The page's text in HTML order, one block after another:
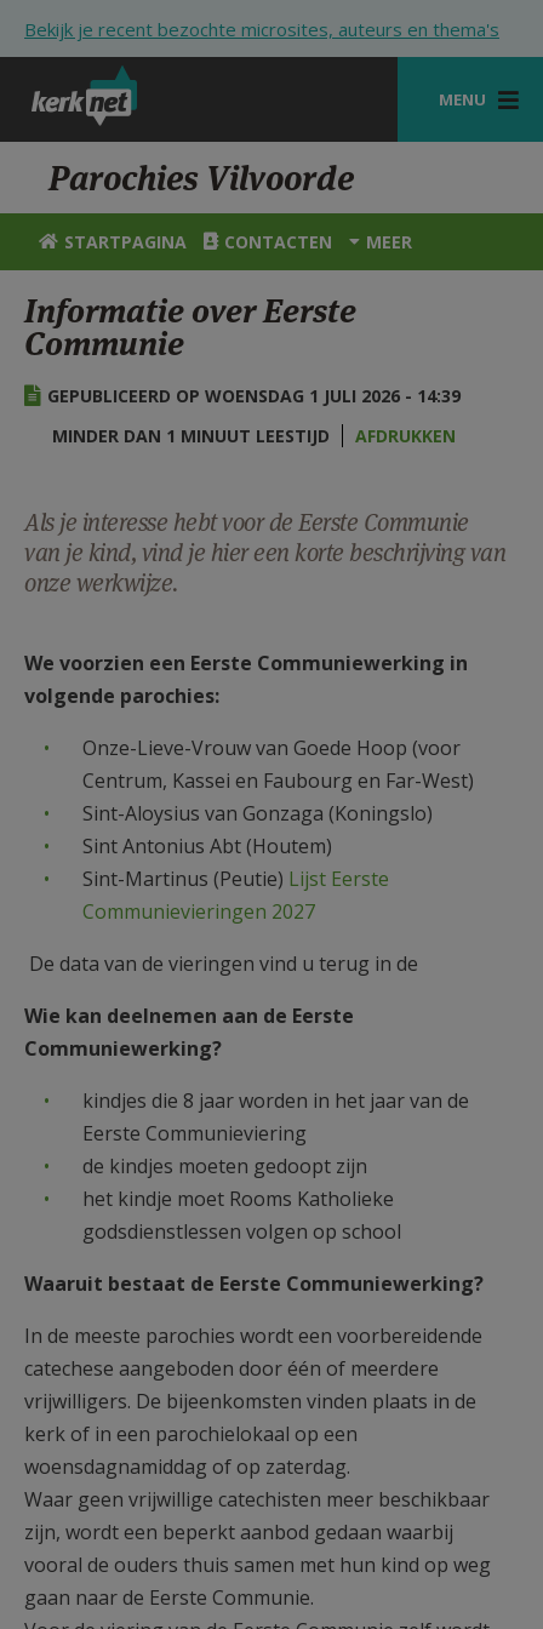
Bekijk je recent bezochte microsites, auteurs en thema's
MENU
STARTPAGINA
KERK
VIERINGEN
SHOP
MIJN PAROCHIE
AANMELDEN OF REGISTREREN
Parochies Vilvoorde
STARTPAGINA CONTACTEN MEER
Informatie over Eerste
Communie
GEPUBLICEERD OP WOENSDAG 1 JULI 2026 - 14:39
MINDER DAN 1 MINUUT LEESTIJD
AFDRUKKEN
Als je interesse hebt voor de Eerste Communie
van je kind, vind je hier een korte beschrijving van
onze werkwijze.
We voorzien een Eerste Communiewerking in
volgende parochies:
Onze-Lieve-Vrouw van Goede Hoop (voor
Centrum, Kassei en Faubourg en Far-West)
Sint-Aloysius van Gonzaga (Koningslo)
Sint Antonius Abt (Houtem)
Sint-Martinus (Peutie) Lijst Eerste
Communievieringen 2027
De data van de vieringen vind u terug in de
Wie kan deelnemen aan de Eerste
Communiewerking?
kindjes die 8 jaar worden in het jaar van de
Eerste Communieviering
de kindjes moeten gedoopt zijn
het kindje moet Rooms Katholieke
godsdienstlessen volgen op school
Waaruit bestaat de Eerste Communiewerking?
In de meeste parochies wordt een voorbereidende
catechese aangeboden door één of meerdere
vrijwilligers. De bijeenkomsten vinden plaats in de
kerk of in een parochielokaal op een
woensdagnamiddag of op zaterdag.
Waar geen vrijwillige catechisten meer beschikbaar
zijn, wordt een beperkt aanbod gedaan waarbij
vooral de ouders thuis samen met hun kind op weg
gaan naar de Eerste Communie.